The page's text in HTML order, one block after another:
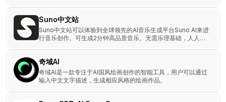
Suno中文站
Suno中文站可以体验到全球领先的AI音乐生成平台Suno AI来进
行音乐创作。可生成2分钟高品质音乐。无需乐理基础，人人都
奇域AI
奇域AI是一款专注于AI国风绘画创作的智能工具，用户可以通过
输入中文文字描述，生成相应风格的绘画作品。